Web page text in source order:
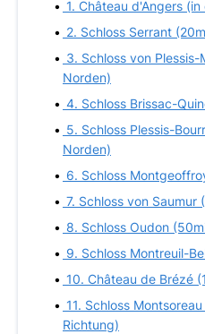
1. Château d'Angers
2. Schloss Serrant
3. Schloss von
Norden)
4. Schloss Brissac-
5. Schloss Plessis-
Norden)
6. Schloss
7. Schloss von Saumur
8. Schloss Oudon
9. Schloss Montreuil-
10. Château de Brézé
11. Schloss
Richtung)